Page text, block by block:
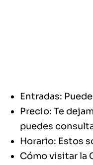
Entradas:
Precio: Te
puedes
Horario: Estos
Cómo visitar la